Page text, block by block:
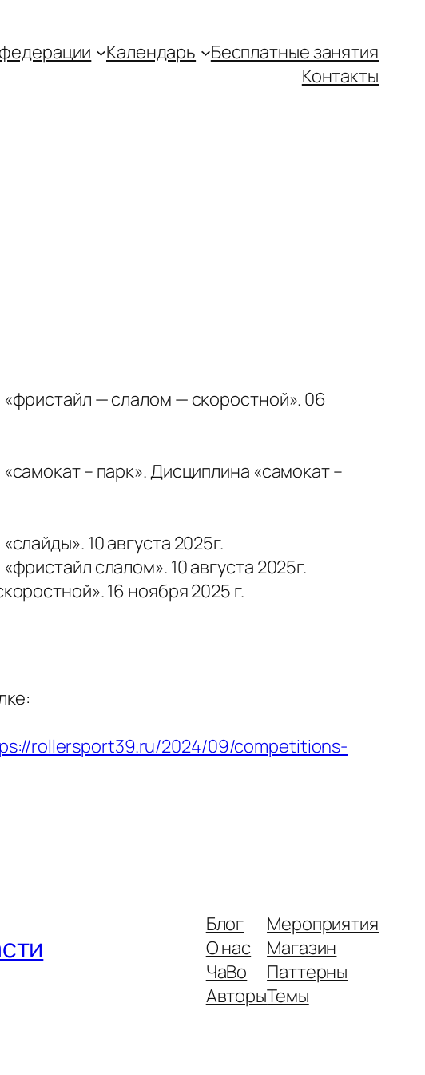
Календарь
Бесплатные занятия
Контакты
— слалом — скоростной». 06
– парк». Дисциплина «самокат –
10 августа 2025г.
слалом». 10 августа 2025г.
16 ноября 2025 г.
rollersport39.ru/2024/09/competitions-
Блог
О нас
ЧаВо
Авторы
Мероприятия
Магазин
Паттерны
Темы